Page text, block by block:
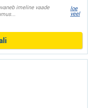
imeline vaade
loe
veel